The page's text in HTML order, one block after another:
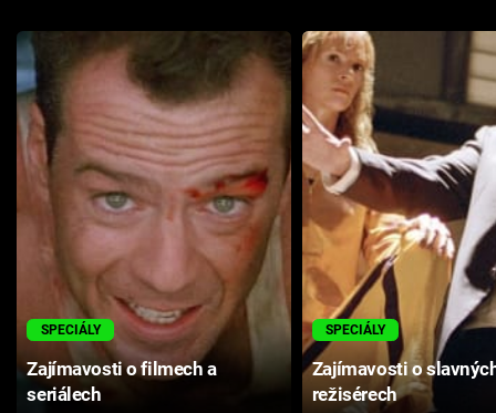
SPECIÁLY
Zajímavosti o filmech a
seriálech
SPECIÁLY
Zajímavosti o
režisérech